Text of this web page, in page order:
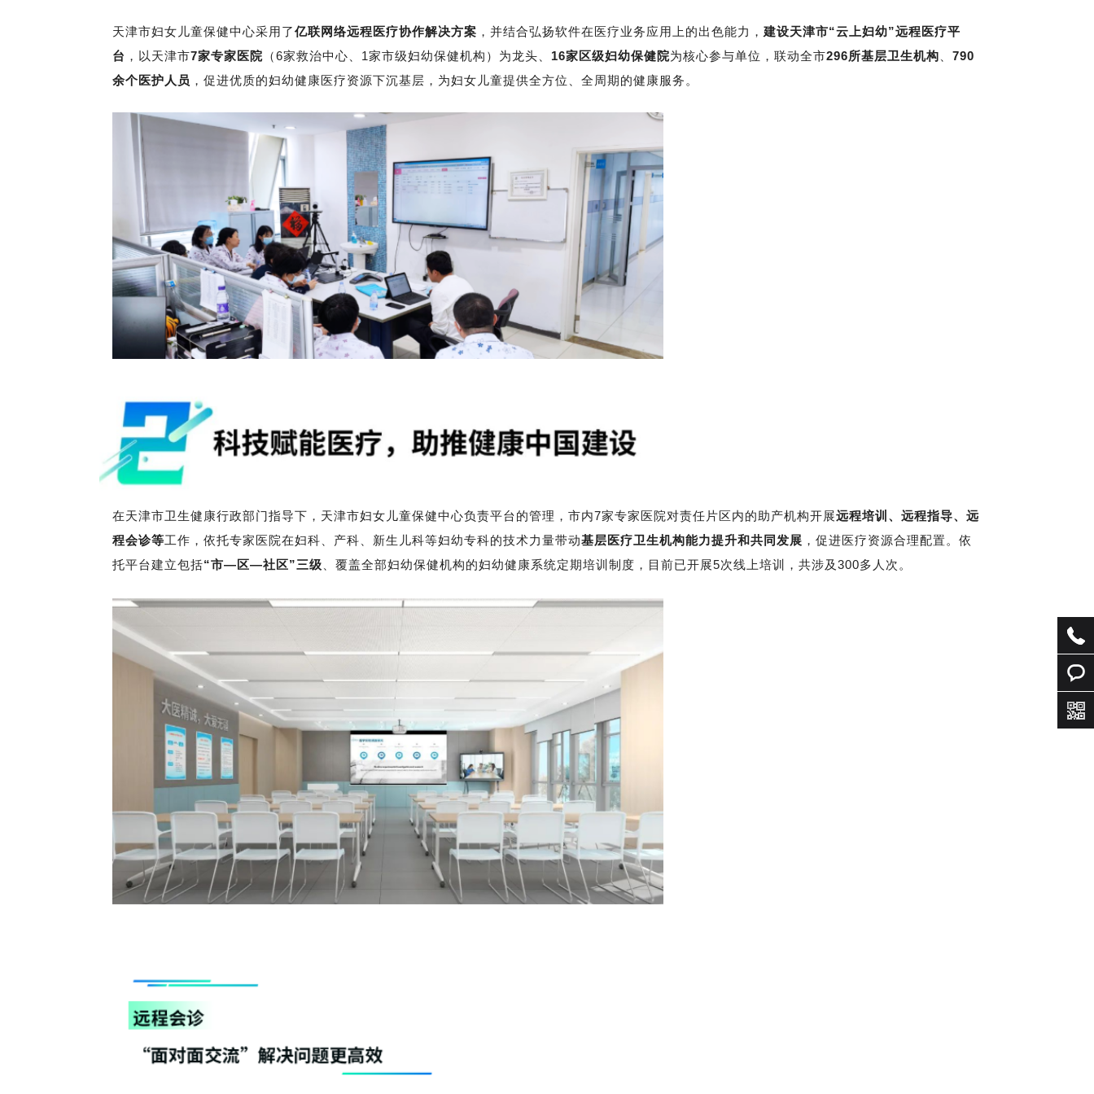
天津市妇女儿童保健中心采用了亿联网络远程医疗协作解决方案 ，并结合弘扬软件在医疗业务应用上的出色能力， 建设天津市“云上妇幼”远程医疗平
台 ，以天津市7家专家医院 （6家救治中心、1家市级妇幼保健机构）为龙头、 16家区级妇幼保健院为核心参与单位，联动全市296所基层卫生机构
790
余个医护人员 ，促进优质的妇幼健康医疗资源下沉基层，为妇女儿童提供全方位、全周期的健康服务。
在天津市卫生健康行政部门指导下，天津市妇女儿童保健中心负责平台的管理，市内7家专家医院对责任片区内的助产机构开展远程培训、远程指导、远
程会诊等工作，依托专家医院在妇科、产科、新生儿科等妇幼专科的技术力量带动基层医疗卫生机构能力提升和共同发展 ，促进医疗资源合理配置。依
托平台建立包括“市—区—社区”三级 、覆盖全部妇幼保健机构的妇幼健康系统定期培训制度，目前已开展5次线上培训，共涉及300多人次。
QQ